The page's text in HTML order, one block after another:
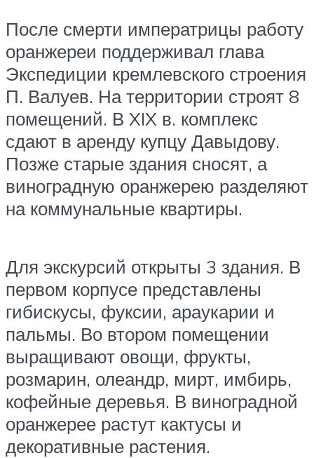
После смерти императрицы работу
оранжереи поддерживал глава
Экспедиции кремлевского строения
П. Валуев. На территории строят 8
помещений. В XIX в. комплекс
сдают в аренду купцу Давыдову.
Позже старые здания сносят, а
виноградную оранжерею разделяют
на коммунальные квартиры.
Для экскурсий открыты 3 здания. В
первом корпусе представлены
гибискусы, фуксии, араукарии и
пальмы. Во втором помещении
выращивают овощи, фрукты,
розмарин, олеандр, мирт, имбирь,
кофейные деревья. В виноградной
оранжерее растут кактусы и
декоративные растения.